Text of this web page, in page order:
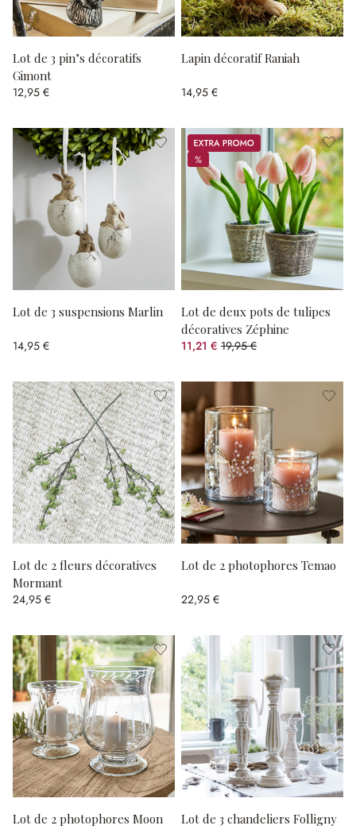
Lot de 3 pin’s décoratifs
Gimont
12,95 €
Lapin décoratif Raniah
14,95 €
Lot de 3 suspensions Marlin
14,95 €
Promos
%
%
Lot de deux pots de tulipes
décoratives Zéphine
11,21 € 19,95 €
(43.81%spared)
Lot de 2 fleurs décoratives
Mormant
24,95 €
Lot de 2 photophores Temao
22,95 €
Lot de 2 photophores Moon Lot de 3 chandeliers Folligny